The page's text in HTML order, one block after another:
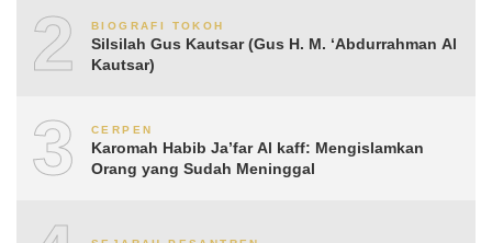
2 BIOGRAFI TOKOH
Silsilah Gus Kautsar (Gus H. M. ‘Abdurrahman Al
Kautsar)
3 CERPEN
Karomah Habib Ja’far Al kaff: Mengislamkan
Orang yang Sudah Meninggal